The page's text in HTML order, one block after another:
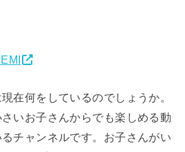
在何をしているのでしょうか。
いお子さんからでも楽しめる動
チャンネルです。お子さんがい